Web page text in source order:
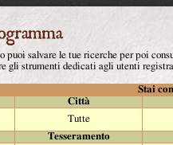
puoi salvare le tue ricerche per poi
gli strumenti dedicati agli utenti
Stai
Città
Tutte
Tesseramento